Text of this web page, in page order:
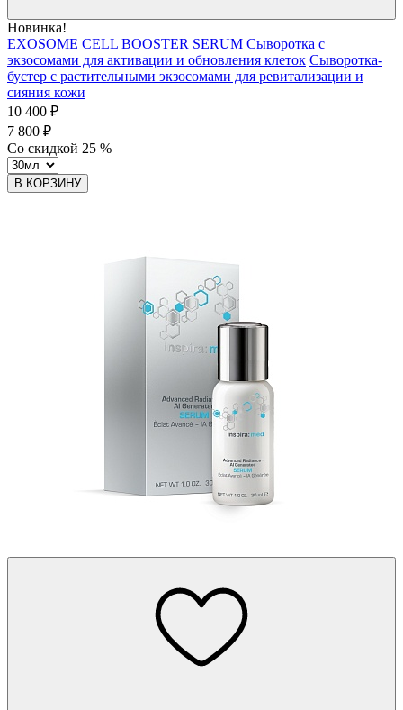
Новинка!
EXOSOME CELL BOOSTER SERUM Сыворотка с
экзосомами для активации и обновления клеток Сыворотка-
бустер с растительными экзосомами для ревитализации и
сияния кожи
10 400 ₽
7 800 ₽
Со скидкой 25 %
В КОРЗИНУ